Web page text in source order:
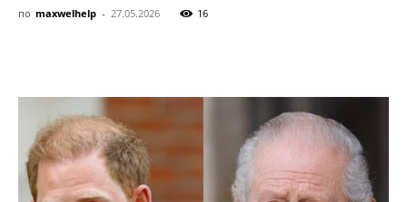
по maxwelhelp - 27.05.2026 16